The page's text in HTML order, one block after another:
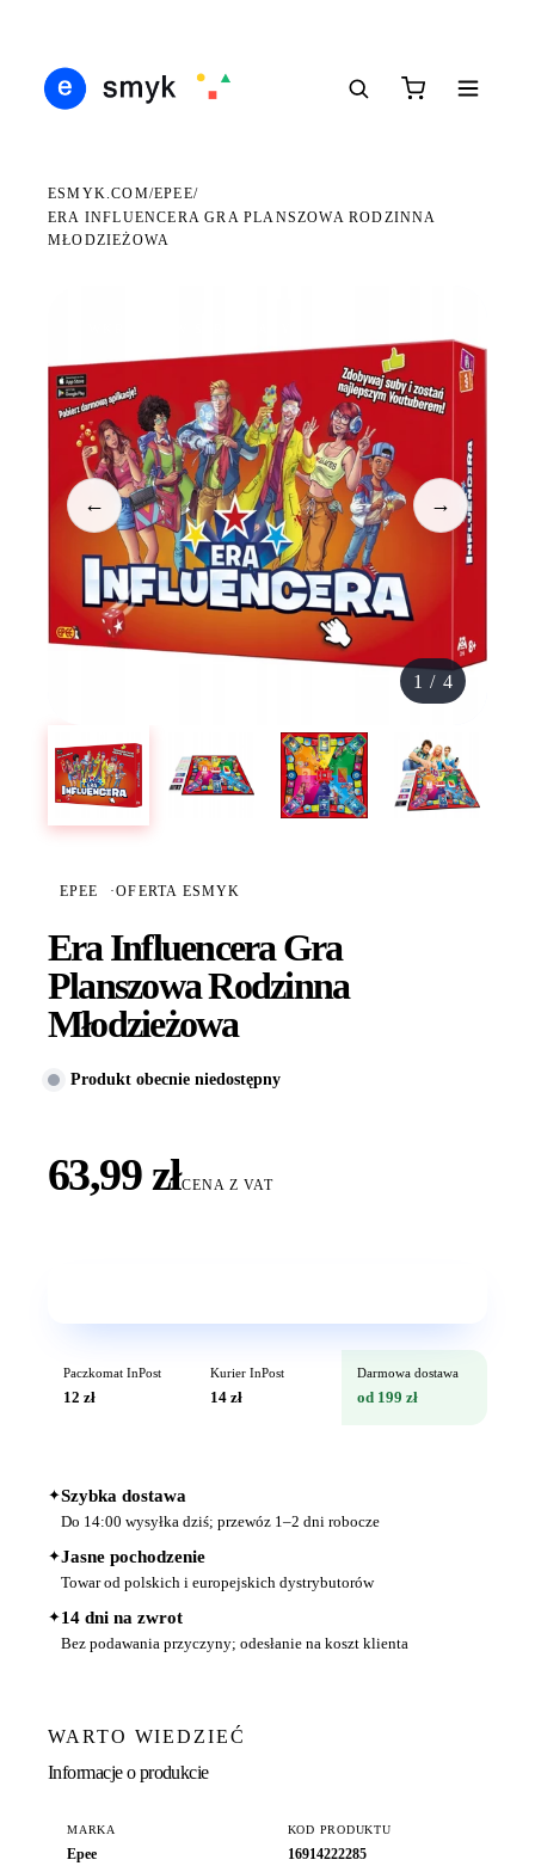
ESMYK.COM/EPEE/
ERA INFLUENCERA GRA PLANSZOWA RODZINNA
MŁODZIEŻOWA
← →
1 / 4
EPEE ·OFERTA ESMYK
Era Influencera Gra
Planszowa Rodzinna
Młodzieżowa
Produkt obecnie niedostępny
63,99 złCENA Z VAT
Paczkomat InPost
12 zł
Kurier InPost
14 zł
Darmowa dostawa
od 199 zł
✦Szybka dostawa
Do 14:00 wysyłka dziś; przewóz 1–2 dni robocze
✦Jasne pochodzenie
Towar od polskich i europejskich dystrybutorów
✦14 dni na zwrot
Bez podawania przyczyny; odesłanie na koszt klienta
WARTO WIEDZIEĆ
Informacje o produkcie
MARKA
Epee
KOD PRODUKTU
16914222285